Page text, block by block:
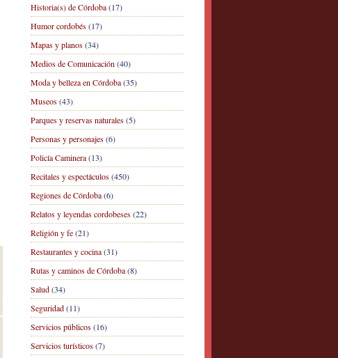
Historia(s) de Córdoba(17)
Humor cordobés(17)
Mapas y planos(34)
Medios de Comunicación (40)
Moda y belleza en Córdoba(35)
Museos(43)
Parques y reservas naturales(5)
Personas y personajes(6)
Policía Caminera(13)
Recitales y espectáculos(450)
Regiones de Córdoba(6)
Relatos y leyendas cordobeses(22)
Religión y fe(21)
Restaurantes y cocina(31)
Rutas y caminos de Córdoba(8)
Salud(34)
Seguridad(11)
Servicios públicos(16)
Servicios turísticos(7)